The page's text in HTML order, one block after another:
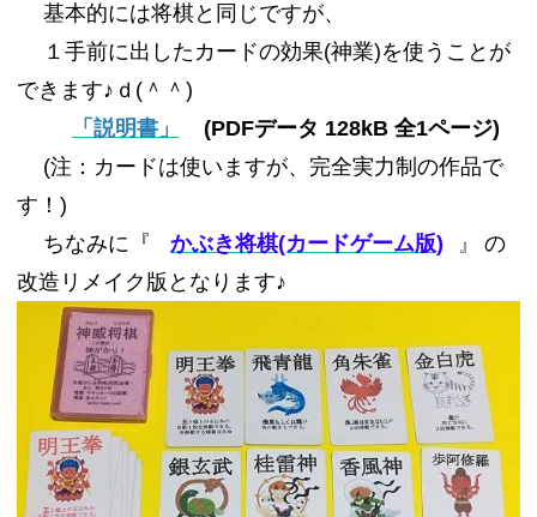
基本的には将棋と同じですが、
１手前に出したカードの効果(神業)を使うことが
できます♪ｄ(＾＾)
「説明書」
(PDFデータ 128kB 全1ページ)
(注：カードは使いますが、完全実力制の作品で
す！)
ちなみに『
かぶき将棋(カードゲーム版) 』
の
改造リメイク版となります♪